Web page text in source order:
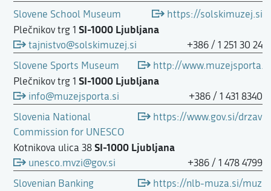
https://solskimuzej.si
Slovene School Museum
Plečnikov trg 1 SI-1000 Ljubljana
+386 / 1 251 30 24
tajnistvo@solskimuzej.si
http://www.muzejsporta.si
Slovene Sports Museum
Plečnikov trg 1 SI-1000 Ljubljana
+386 / 1 431 8340
info@muzejsporta.si
https://www.gov.si/
Slovenia National
Commission for UNESCO
Kotnikova ulica 38 SI-1000 Ljubljana
+386 / 1 478 4799
unesco.mvzi@gov.si
https://nlb-muza.si/
Slovenian Banking